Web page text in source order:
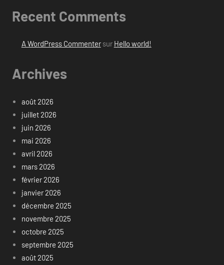
Recent Comments
A WordPress Commentersur Hello world!
Archives
août 2026
juillet 2026
juin 2026
mai 2026
avril 2026
mars 2026
février 2026
janvier 2026
décembre 2025
novembre 2025
octobre 2025
septembre 2025
août 2025